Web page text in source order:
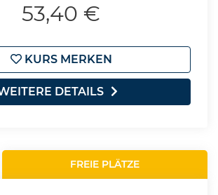
53,40 €
KURS MERKEN
DETAILS
FREIE PLÄTZE